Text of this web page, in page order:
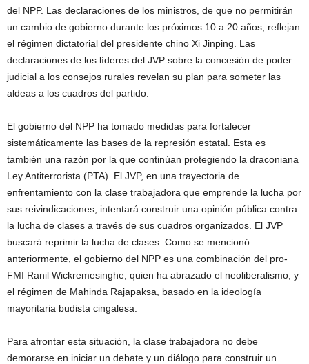
del NPP. Las declaraciones de los ministros, de que no permitirán
un cambio de gobierno durante los próximos 10 a 20 años, reflejan
el régimen dictatorial del presidente chino Xi Jinping. Las
declaraciones de los líderes del JVP sobre la concesión de poder
judicial a los consejos rurales revelan su plan para someter las
aldeas a los cuadros del partido.
El gobierno del NPP ha tomado medidas para fortalecer
sistemáticamente las bases de la represión estatal. Esta es
también una razón por la que continúan protegiendo la draconiana
Ley Antiterrorista (PTA). El JVP, en una trayectoria de
enfrentamiento con la clase trabajadora que emprende la lucha por
sus reivindicaciones, intentará construir una opinión pública contra
la lucha de clases a través de sus cuadros organizados. El JVP
buscará reprimir la lucha de clases. Como se mencionó
anteriormente, el gobierno del NPP es una combinación del pro-
FMI Ranil Wickremesinghe, quien ha abrazado el neoliberalismo, y
el régimen de Mahinda Rajapaksa, basado en la ideología
mayoritaria budista cingalesa.
Para afrontar esta situación, la clase trabajadora no debe
demorarse en iniciar un debate y un diálogo para construir un